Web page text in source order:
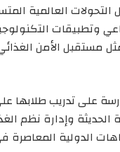
العالمية
وتطبيقات
مستقبل الأمن
على تدريب طلابها
الحديثة وإدارة نظم
الدولية المعاصرة